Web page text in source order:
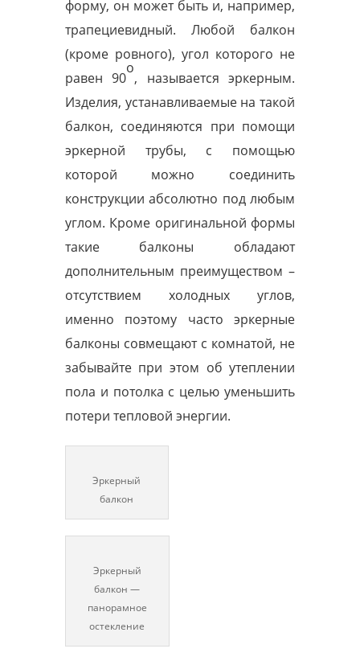
форму, он может быть и, например,
трапециевидный. Любой балкон
(кроме ровного), угол которого не
равен 90
о
, называется эркерным.
Изделия, устанавливаемые на такой
балкон, соединяются при помощи
эркерной трубы, с помощью
которой можно соединить
конструкции абсолютно под любым
углом. Кроме оригинальной формы
такие балконы обладают
дополнительным преимуществом –
отсутствием холодных углов,
именно поэтому часто эркерные
балконы совмещают с комнатой, не
забывайте при этом об утеплении
пола и потолка с целью уменьшить
потери тепловой энергии.
Эркерный
балкон
Эркерный
балкон —
панорамное
остекление